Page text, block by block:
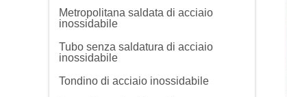
Metropolitana saldata di acciaio
inossidabile
Tubo senza saldatura di acciaio
inossidabile
Tondino di acciaio inossidabile